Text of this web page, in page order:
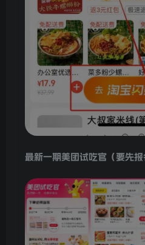
最新一期美团试吃官（要先报